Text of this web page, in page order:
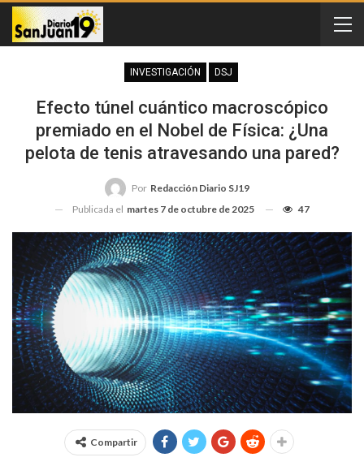
INVESTIGACIÓN DSJ
Efecto túnel cuántico macroscópico
premiado en el Nobel de Física: ¿Una
pelota de tenis atravesando una pared?
Por Redacción Diario SJ19
Publicada el martes 7 de octubre de 2025 47
Compartir